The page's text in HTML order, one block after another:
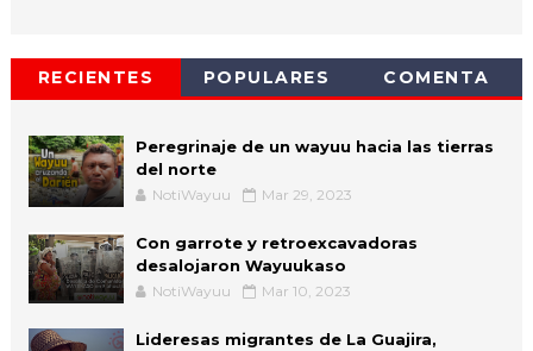
RECIENTES POPULARES COMENTA
Peregrinaje de un wayuu hacia las tierras
del norte
NotiWayuu Mar 29, 2023
Con garrote y retroexcavadoras
desalojaron Wayuukaso
NotiWayuu Mar 10, 2023
Lideresas migrantes de La Guajira,